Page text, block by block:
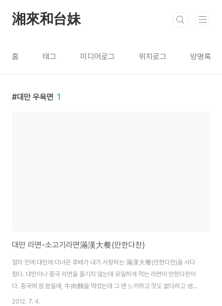
湘來和台妹
홈 태그 미디어로그 위치로그 방명록
대만 우육면 1
대만 라면-소고기라면滿漢大餐(만한다찬)
얼마 전에 대만에 다녀온 후배가 내가 사랑하는 滿漢大餐(만한다찬)을 사다
줬다. 대만이나 중국 라면을 즐기지 않는데 유일하게 먹는 라면이 만한다찬이
다. 중국에 첨 왔을때, 牛肉麵을 먹었는데 그 땐 느끼하고 맛도 없다라고 생각
했는데 대만 가서 먹어보곤 반하게 되었다.대만에 만한다찬 말고 다른 브랜드
2012. 7. 4.